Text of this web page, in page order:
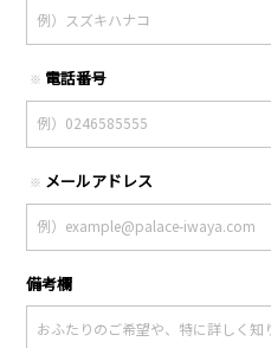
※ 電話番号
※ メールアドレス
備考欄